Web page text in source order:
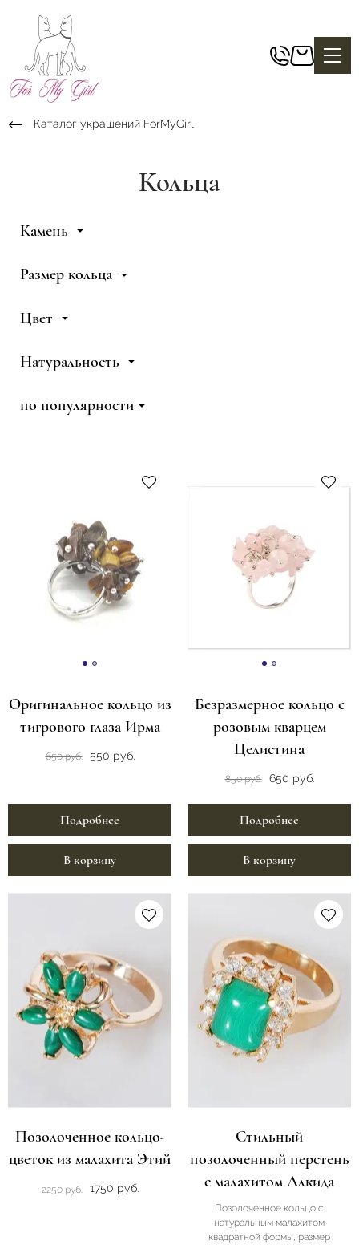
Каталог украшений ForMyGirl
Кольца
Камень
Размер кольца
Цвет
Натуральность
по популярности
Оригинальное кольцо из
тигрового глаза Ирма
650 руб. 550 руб.
Подробнее
В корзину
Безразмерное кольцо с
розовым кварцем
Целистина
850 руб. 650 руб.
Подробнее
В корзину
Позолоченное кольцо-
цветок из малахита Этий
2250 руб. 1750 руб.
Стильный
позолоченный перстень
с малахитом Алкида
Позолоченное кольцо с
натуральным малахитом
квадратной формы, размер